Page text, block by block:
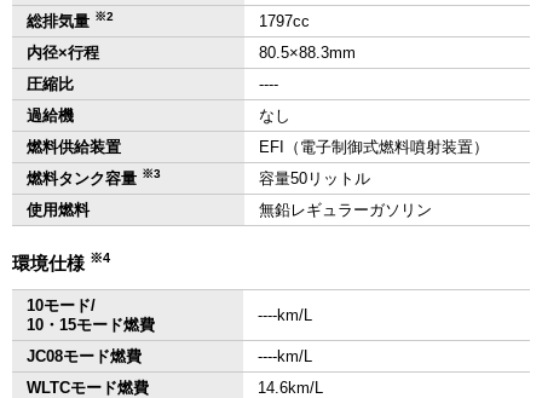
総排気量 ※2
1797cc
内径×行程
80.5×88.3mm
圧縮比
‐‐‐‐
過給機
なし
燃料供給装置
EFI（電子制御式燃料噴射装置）
燃料タンク容量 ※3
容量50リットル
使用燃料
無鉛レギュラーガソリン
環境仕様 ※4
10モード/
10・15モード燃費
‐‐‐‐km/L
JC08モード燃費
‐‐‐‐km/L
WLTCモード燃費
14.6km/L